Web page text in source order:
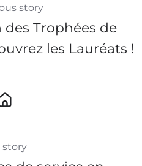
story
Trophées de
les Lauréats !
story